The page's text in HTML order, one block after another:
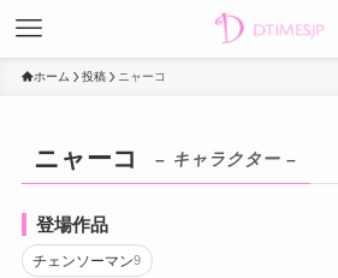
ホーム 投稿 ニャーコ
ニャーコ – キャラクター –
登場作品
チェンソーマン9